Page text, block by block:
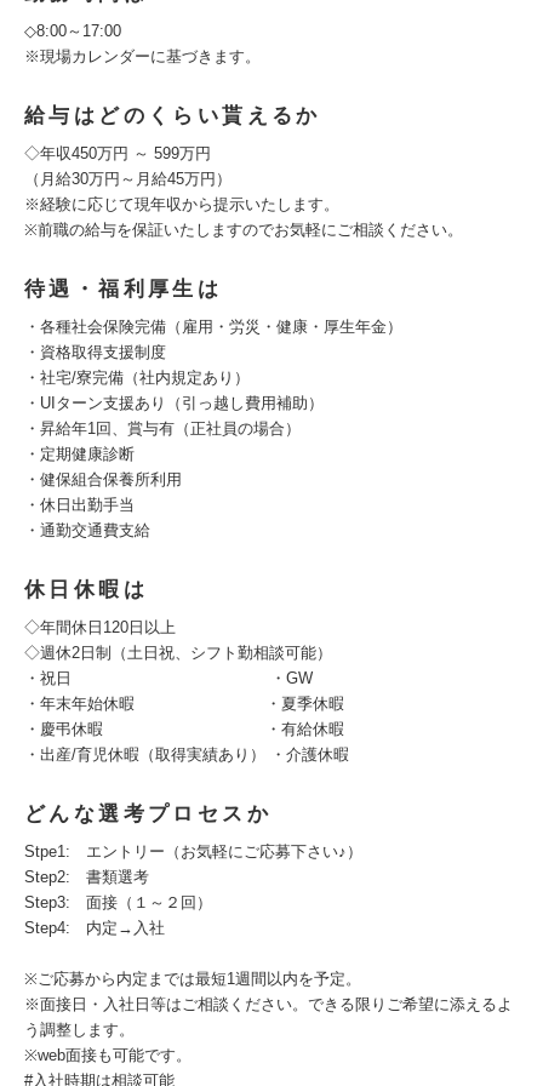
◇8:00～17:00
※現場カレンダーに基づきます。
給与はどのくらい貰えるか
◇年収450万円 ～ 599万円
（月給30万円～月給45万円）
※経験に応じて現年収から提示いたします。
※前職の給与を保証いたしますのでお気軽にご相談ください。
待遇・福利厚生は
・各種社会保険完備（雇用・労災・健康・厚生年金）
・資格取得支援制度
・社宅/寮完備（社内規定あり）
・UIターン支援あり（引っ越し費用補助）
・昇給年1回、賞与有（正社員の場合）
・定期健康診断
・健保組合保養所利用
・休日出勤手当
・通勤交通費支給
休日休暇は
◇年間休日120日以上
◇週休2日制（土日祝、シフト勤相談可能）
・祝日 ・GW
・年末年始休暇 ・夏季休暇
・慶弔休暇 ・有給休暇
・出産/育児休暇（取得実績あり） ・介護休暇
どんな選考プロセスか
Stpe1: エントリー（お気軽にご応募下さい♪）
Step2: 書類選考
Step3: 面接（１～２回）
Step4: 内定→入社
※ご応募から内定までは最短1週間以内を予定。
※面接日・入社日等はご相談ください。できる限りご希望に添えるよ
う調整します。
※web面接も可能です。
#入社時期は相談可能